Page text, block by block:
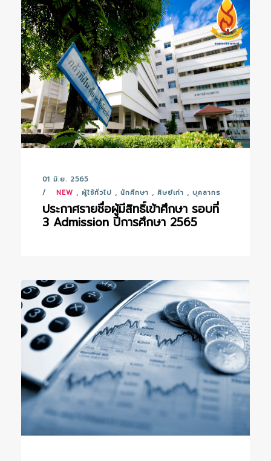
01 มิ.ย. 2565
NEW , ผู้ใช้ทั่วไป , นักศึกษา , ศิษย์เก่า , บุคลากร
ประกาศรายชื่อผู้มีสิทธิ์เข้าศึกษา รอบที่
3 Admission ปีการศึกษา 2565